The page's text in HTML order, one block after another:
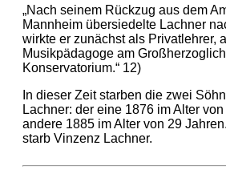
„Nach seinem Rückzug aus dem
Mannheim übersiedelte Lachner
wirkte er zunächst als Privatlehrer,
Musikpädagoge am
Konservatorium.“ 12)
In dieser Zeit starben die zwei
Lachner: der eine 1876 im Alter
andere 1885 im Alter von 29
starb Vinzenz Lachner.